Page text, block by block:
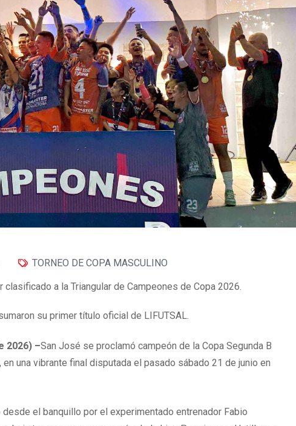
TORNEO DE COPA MASCULINO
a la Triangular de Campeones de Copa 2026.
su primer título oficial de LIFUTSAL.
2026) –San José se proclamó campeón de la Copa Segunda B
una vibrante final disputada el pasado sábado 21 de junio en
el banquillo por el experimentado entrenador Fabio